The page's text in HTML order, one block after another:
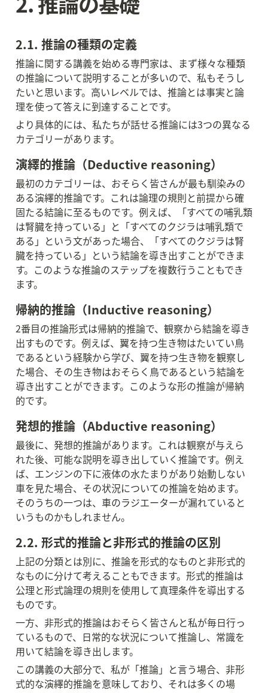
2.1. 推論の種類の定義
推論に関する講義を始める専門家は、まず様々な種類
の推論について説明することが多いので、私もそうし
たいと思います。高いレベルでは、推論とは事実と論
理を使って答えに到達することです。
より具体的には、私たちが話せる推論には3つの異なる
カテゴリーがあります。
演繹的推論（Deductive reasoning）
最初のカテゴリーは、おそらく皆さんが最も馴染みの
ある演繹的推論です。これは論理の規則と前提から確
固たる結論に至るものです。例えば、「すべての哺乳類
は腎臓を持っている」と「すべてのクジラは哺乳類で
ある」という文があった場合、「すべてのクジラは腎
臓を持っている」という結論を導き出すことができま
す。このような推論のステップを複数行うこともでき
ます。
帰納的推論（Inductive reasoning）
2番目の推論形式は帰納的推論で、観察から結論を導き
出すものです。例えば、翼を持つ生き物はたいてい鳥
であるという経験から学び、翼を持つ生き物を観察し
た場合、その生き物はおそらく鳥であるという結論を
導き出すことができます。このような形の推論が帰納
的です。
発想的推論（Abductive reasoning）
最後に、発想的推論があります。これは観察が与えら
れた後、可能な説明を導き出していく推論です。例え
ば、エンジンの下に液体の水たまりがあり始動しない
車を見た場合、その状況についての推論を始めます。
そのうちの一つは、車のラジエーターが漏れていると
いうものかもしれません。
2.2. 形式的推論と非形式的推論の区別
上記の分類とは別に、推論を形式的なものと非形式的
なものに分けて考えることもできます。形式的推論は
公理と形式論理の規則を使用して真理条件を導出する
ものです。
一方、非形式的推論はおそらく皆さんと私が毎日行っ
ているもので、日常的な状況について推論し、常識を
用いて結論を導き出します。
この講義の大部分で、私が「推論」と言う場合、非形
式的な演繹的推論を意味しており、それは多くの場